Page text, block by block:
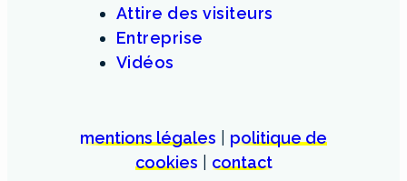
Attire des visiteurs
Entreprise
Vidéos
mentions légales
politique de
cookies
contact